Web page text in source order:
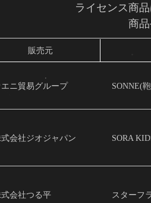
ライセンス商
商
販売元
エニ貿易グループ SONNE(
会社ジオジャパン SORA
会社つる平 スターフ